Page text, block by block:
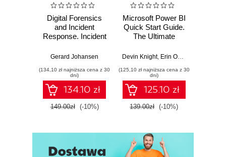
Digital Forensics
and Incident
Response. Incident
and techniques for
threat response -
Fourth Edition
Gerard Johansen
(134,10 zł najniższa cena z 30
dni)
134.10 zł
149.00zł (-10%)
Microsoft Power BI
Quick Start Guide.
The Ultimate
to Power BI, Data
Tools, and
Microsoft Fabric -
Fourth Edition
Devin Knight, Erin Ostrowsky
(125,10 zł najniższa cena z 30
dni)
125.10 zł
139.00zł (-10%)